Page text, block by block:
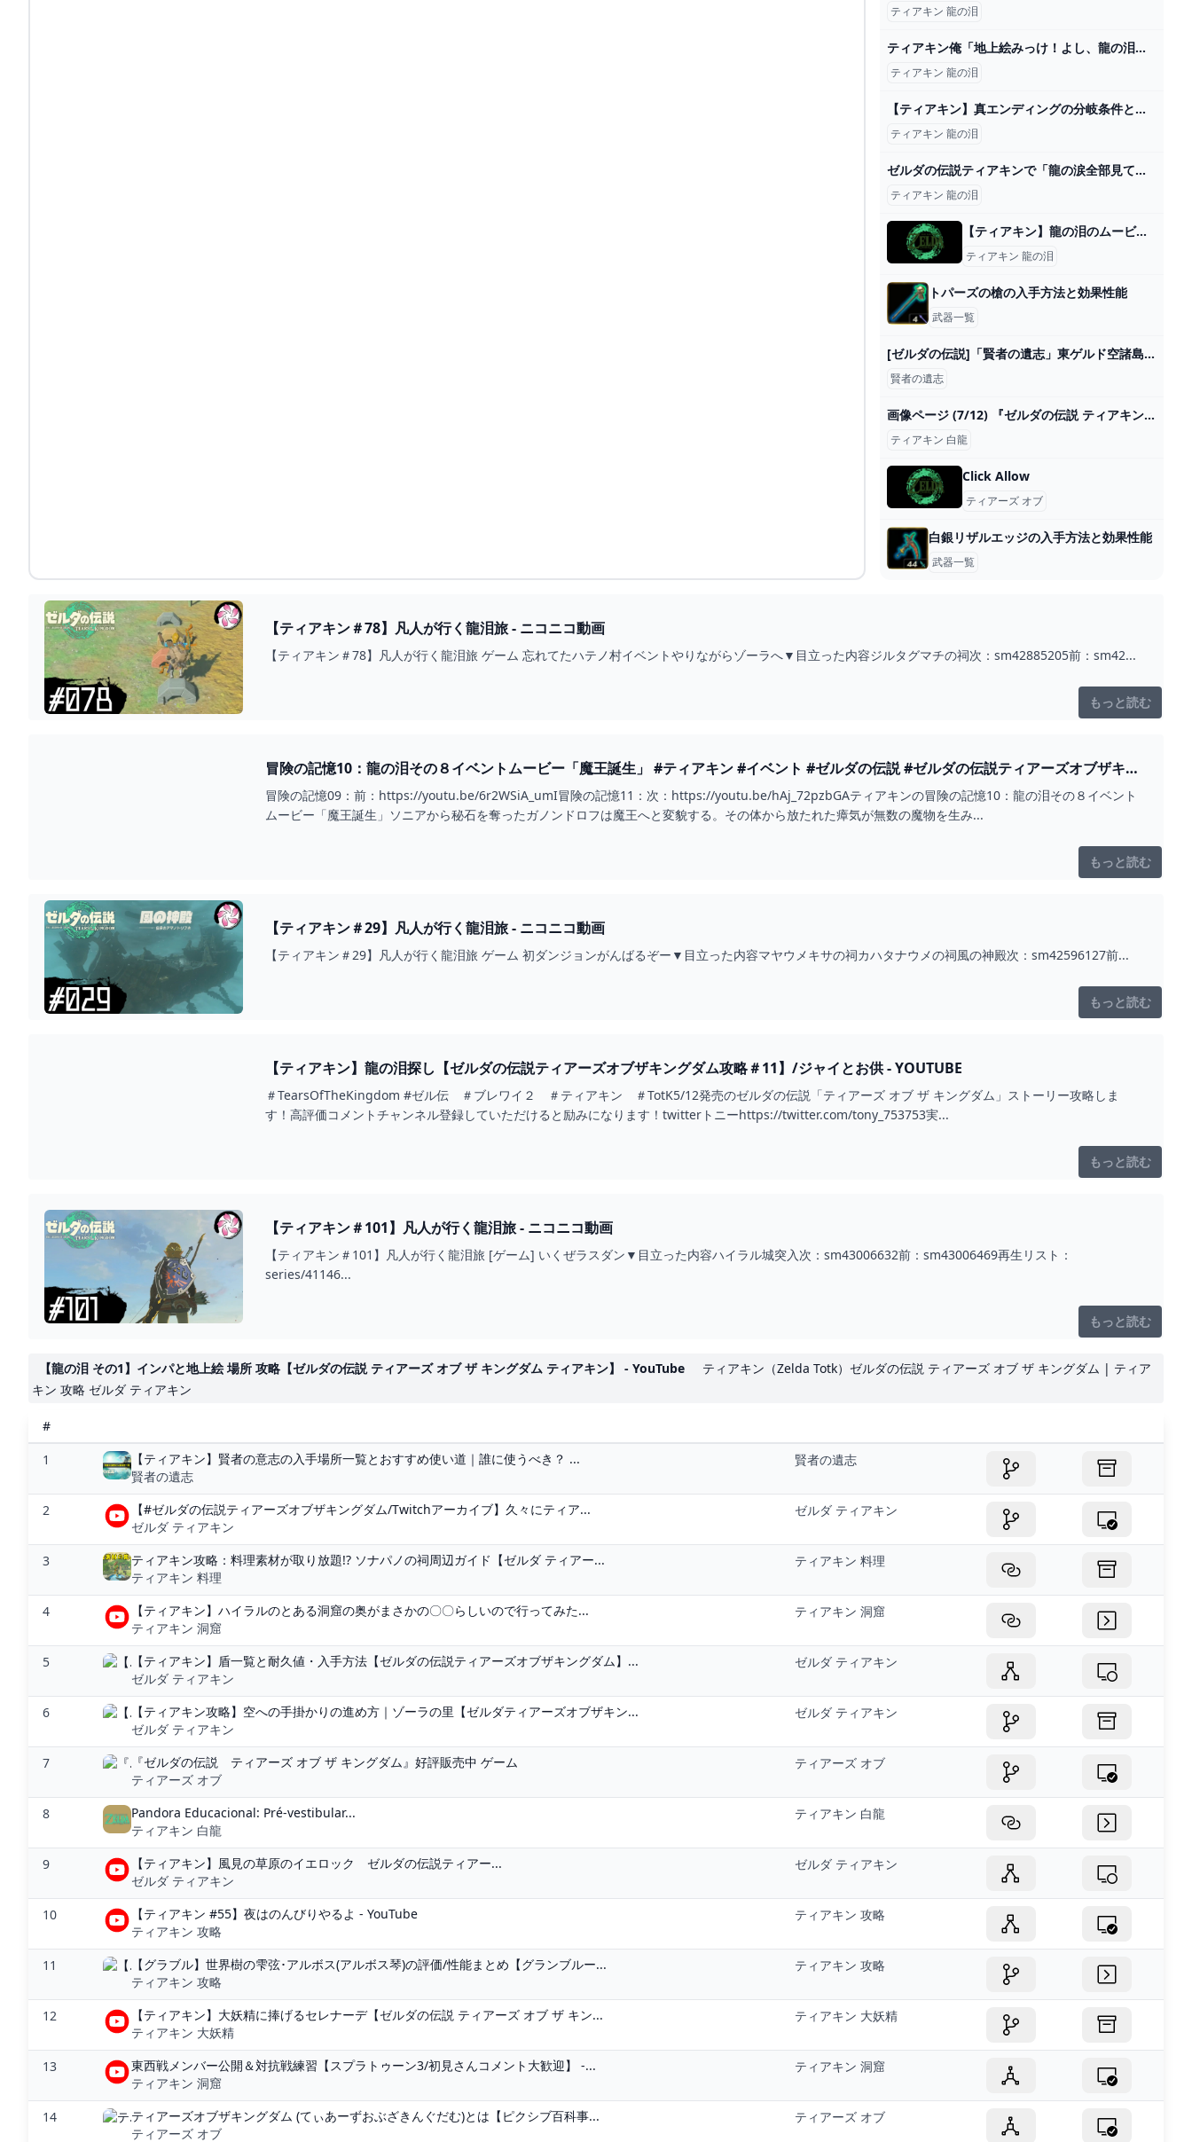
ティアキン 龍の泪
ティアキン俺「地上絵みっけ！よし、龍の泪は…」←この時間！！ ゼルダの伝説ティアーズオブザキングダム(ティアキン)攻略まとめ-コログ速報
ティアキン 龍の泪
【ティアキン】真エンディングの分岐条件と違い【ゼルダの伝説ティアーズオブザキングダム】 - ゲームウィズ
ティアキン 龍の泪
ゼルダの伝説ティアキンで「龍の涙全部見てから4地方回ろう」←これやると全ての展開が茶番になるという事実 mutyunのゲーム+αブログ
ティアキン 龍の泪
【ティアキン】龍の泪のムービーに順番って何なの？ - ゼルダの伝説ティアキンまとめアンテナ
ティアキン 龍の泪
トパーズの槍の入手方法と効果性能
武器一覧
[ゼルダの伝説]「賢者の遺志」東ゲルド空諸島でげっとです - YouTube
賢者の遺志
画像ページ (7/12) 『ゼルダの伝説 ティアキン』UTコレクションが発売中、ラインアップ一挙紹介。白龍の瞳から落ちる泪が印象的 ゲーム・エンタメ最新情報のファミ通.com
ティアキン 白龍
Click Allow
ティアーズ オブ
白銀リザルエッジの入手方法と効果性能
武器一覧
【ティアキン＃78】凡人が行く龍泪旅 - ニコニコ動画
【ティアキン＃78】凡人が行く龍泪旅 ゲーム 忘れてたハテノ村イベントやりながらゾーラへ▼目立った内容ジルタグマチの祠次：sm42885205前：sm42...
もっと読む
冒険の記憶10：龍の泪その８イベントムービー「魔王誕生」 #ティアキン #イベント #ゼルダの伝説 #ゼルダの伝説ティアーズオブザキン
グダム #イベントムービー #龍の泪 - YOUTUBE
冒険の記憶09：前：https://youtu.be/6r2WSiA_umI冒険の記憶11：次：https://youtu.be/hAj_72pzbGAティアキンの冒険の記憶10：龍の泪その８イベント
ムービー「魔王誕生」ソニアから秘石を奪ったガノンドロフは魔王へと変貌する。その体から放たれた瘴気が無数の魔物を生み...
もっと読む
【ティアキン＃29】凡人が行く龍泪旅 - ニコニコ動画
【ティアキン＃29】凡人が行く龍泪旅 ゲーム 初ダンジョンがんばるぞー▼目立った内容マヤウメキサの祠カハタナウメの祠風の神殿次：sm42596127前...
もっと読む
【ティアキン】龍の泪探し【ゼルダの伝説ティアーズオブザキングダム攻略＃11】/ジャイとお供 - YOUTUBE
＃TearsOfTheKingdom #ゼル伝 ＃ブレワイ２ ＃ティアキン ＃TotK5/12発売のゼルダの伝説「ティアーズ オブ ザ キングダム」ストーリー攻略しま
す！高評価コメントチャンネル登録していただけると励みになります！twitterトニーhttps://twitter.com/tony_753753実...
もっと読む
【ティアキン＃101】凡人が行く龍泪旅 - ニコニコ動画
【ティアキン＃101】凡人が行く龍泪旅 [ゲーム] いくぜラスダン▼目立った内容ハイラル城突入次：sm43006632前：sm43006469再生リスト：
series/41146...
もっと読む
【龍の泪 その1】インパと地上絵 場所 攻略【ゼルダの伝説 ティアーズ オブ ザ キングダム ティアキン】 - YouTube
ティアキン（Zelda Totk）ゼルダの伝説 ティアーズ オブ ザ キングダム | ティア
キン 攻略 ゼルダ ティアキン
#
1
【ティアキン】賢者の意志の入手場所一覧とおすすめ使い道｜誰に使うべき？ ...
賢者の遺志
賢者の遺志
2
【#ゼルダの伝説ティアーズオブザキングダム/Twitchアーカイブ】久々にティア...
ゼルダ ティアキン
ゼルダ ティアキン
3
ティアキン攻略：料理素材が取り放題!? ソナパノの祠周辺ガイド【ゼルダ ティアー...
ティアキン 料理
ティアキン 料理
4
【ティアキン】ハイラルのとある洞窟の奥がまさかの〇〇らしいので行ってみた...
ティアキン 洞窟
ティアキン 洞窟
5
【ティアキン】盾一覧と耐久値・入手方法【ゼルダの伝説ティアーズオブザキングダム】...
ゼルダ ティアキン
ゼルダ ティアキン
6
【ティアキン攻略】空への手掛かりの進め方｜ゾーラの里【ゼルダティアーズオブザキン...
ゼルダ ティアキン
ゼルダ ティアキン
7
『ゼルダの伝説 ティアーズ オブ ザ キングダム』好評販売中 ゲーム
ティアーズ オブ
ティアーズ オブ
8
Pandora Educacional: Pré-vestibular...
ティアキン 白龍
ティアキン 白龍
9
【ティアキン】風見の草原のイエロック ゼルダの伝説ティアー...
ゼルダ ティアキン
ゼルダ ティアキン
10
【ティアキン #55】夜はのんびりやるよ - YouTube
ティアキン 攻略
ティアキン 攻略
11
【グラブル】世界樹の雫弦･アルボス(アルボス琴)の評価/性能まとめ【グランブルー...
ティアキン 攻略
ティアキン 攻略
12
【ティアキン】大妖精に捧げるセレナーデ【ゼルダの伝説 ティアーズ オブ ザ キン...
ティアキン 大妖精
ティアキン 大妖精
13
東西戦メンバー公開＆対抗戦練習【スプラトゥーン3/初見さんコメント大歓迎】 -...
ティアキン 洞窟
ティアキン 洞窟
14
ティアーズオブザキングダム (てぃあーずおぶざきんぐだむ)とは【ピクシブ百科事...
ティアーズ オブ
ティアーズ オブ